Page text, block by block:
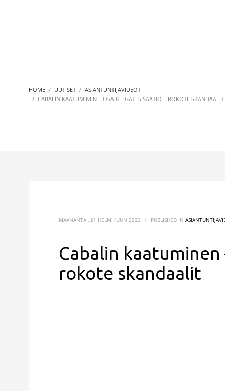
HOME UUTISET
ASIANTUNTIJAVIDEOT
CABALIN KAATUMINEN – OSA 8 – GATES SÄÄTIÖ – ROKOTE SKANDAALIT
MAANANTAI, 21 HELMIKUUN 2022 / PUBLISHED IN
Cabalin kaatuminen
rokote skandaalit